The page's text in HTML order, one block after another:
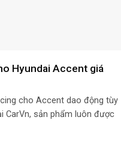
Hyundai Accent giá
cho Accent dao động tùy
CarVn, sản phẩm luôn được